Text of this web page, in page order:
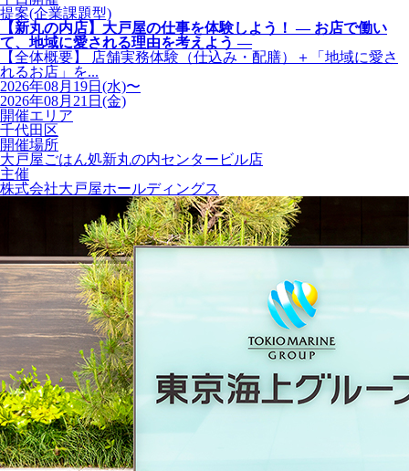
提案(企業課題型)
【新丸の内店】大戸屋の仕事を体験しよう！ ― お店で働い
て、地域に愛される理由を考えよう ―
【全体概要】 店舗実務体験（仕込み・配膳）＋「地域に愛さ
れるお店」を...
2026年08月19日(水)〜
2026年08月21日(金)
開催エリア
千代田区
開催場所
大戸屋ごはん処新丸の内センタービル店
主催
株式会社大戸屋ホールディングス